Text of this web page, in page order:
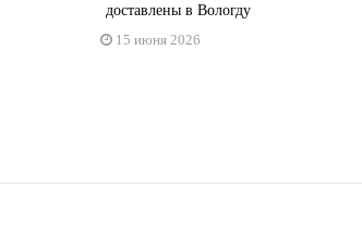
доставлены в Вологду
15 июня 2026